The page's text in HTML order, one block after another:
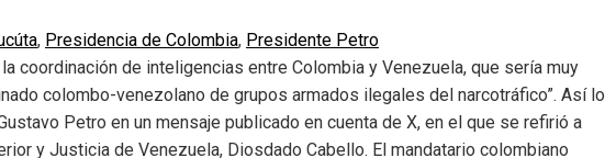
, Presidencia de Colombia, Presidente Petro
coordinación de inteligencias entre Colombia y Venezuela, que sería muy
colombo-venezolano de grupos armados ilegales del narcotráfico”. Así lo
Petro en un mensaje publicado en cuenta de X, en el que se refirió a
y Justicia de Venezuela, Diosdado Cabello. El mandatario colombiano